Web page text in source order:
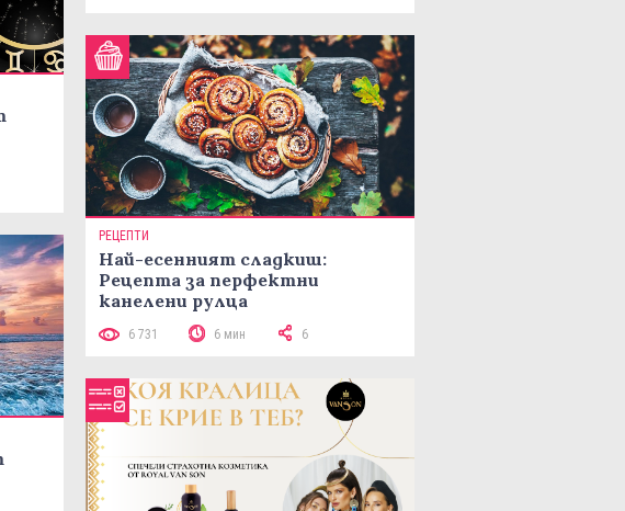
РЕЦЕПТИ
Най-есенният сладкиш:
Рецепта за перфектни
канелени рулца
6 731 6 мин 6